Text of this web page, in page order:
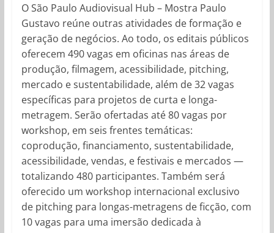
O São Paulo Audiovisual Hub – Mostra Paulo
Gustavo reúne outras atividades de formação e
geração de negócios. Ao todo, os editais públicos
oferecem 490 vagas em oficinas nas áreas de
produção, filmagem, acessibilidade, pitching,
mercado e sustentabilidade, além de 32 vagas
específicas para projetos de curta e longa-
metragem. Serão ofertadas até 80 vagas por
workshop, em seis frentes temáticas:
coprodução, financiamento, sustentabilidade,
acessibilidade, vendas, e festivais e mercados —
totalizando 480 participantes. Também será
oferecido um workshop internacional exclusivo
de pitching para longas-metragens de ficção, com
10 vagas para uma imersão dedicada à